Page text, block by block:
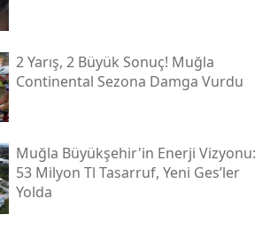
2 Yarış, 2 Büyük Sonuç! Muğla
Continental Sezona Damga Vurdu
Muğla Büyükşehir'in Enerji Vizyonu:
53 Milyon Tl Tasarruf, Yeni Ges’ler
Yolda